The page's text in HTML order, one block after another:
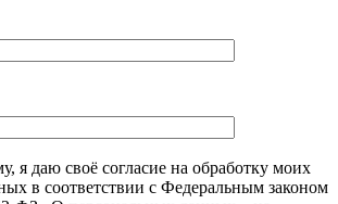
я даю своё согласие на обработку моих
в соответствии с Федеральным законом